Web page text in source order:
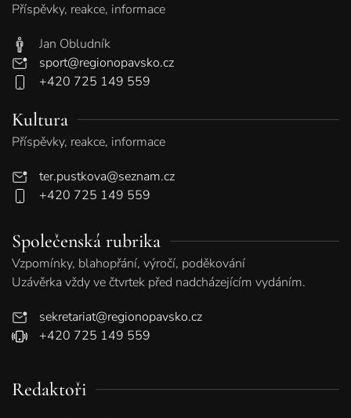
Příspěvky, reakce, informace
Jan Obludník
sport@regionopavsko.cz
+420 725 149 559
Kultura
Příspěvky, reakce, informace
ter.pustkova@seznam.cz
+420 725 149 559
Společenská rubrika
Vzpomínky, blahopřání, výročí, poděkování
Uzávěrka vždy ve čtvrtek před nadcházejícím vydáním.
sekretariat@regionopavsko.cz
+420 725 149 559
Redaktoři